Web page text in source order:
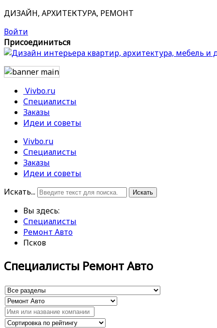
ДИЗАЙН, АРХИТЕКТУРА, РЕМОНТ
Войти
Присоединиться
Vivbo.ru
Специалисты
Заказы
Идеи и советы
Vivbo.ru
Специалисты
Заказы
Идеи и советы
Искать...
Искать
Вы здесь:
Специалисты
Ремонт Авто
Псков
Специалисты Ремонт Авто